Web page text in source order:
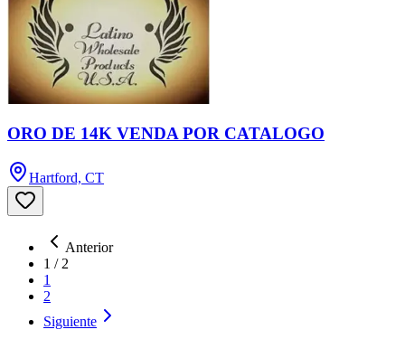
ORO DE 14K VENDA POR CATALOGO
Hartford, CT
Anterior
1 / 2
1
2
Siguiente